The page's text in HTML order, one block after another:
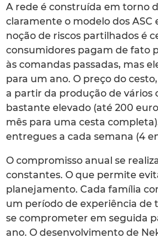
A rede é construída em torno
claramente o modelo dos ASC
noção de riscos partilhados é
consumidores pagam de fato
às comandas passadas, mas
para um ano. O preço do
a partir da produção de vários
bastante elevado (até 200
mês para uma cesta
entregues a cada semana (4
O compromisso anual se
constantes. O que permite
planejamento. Cada família
um período de experiência de
se comprometer em seguida
ano. O desenvolvimento de